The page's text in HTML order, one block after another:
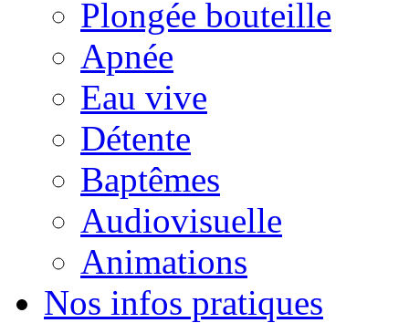
Plongée bouteille
Apnée
Eau vive
Détente
Baptêmes
Audiovisuelle
Animations
Nos infos pratiques